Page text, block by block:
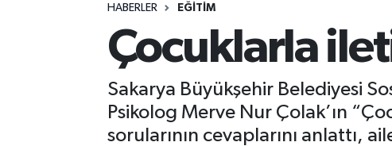
HABERLER EĞITIM
Çocuklarla
Sakarya Büyükşehir Belediyesi
Psikolog Merve Nur Çolak’ın
sorularının cevaplarını anlattı,
Son Dakika Haberleri
Haber Arşivi